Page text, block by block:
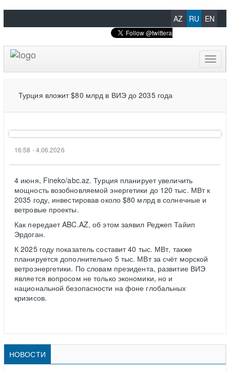
AZ RU EN
Турция вложит $80 млрд в ВИЭ до 2035 года
16:58 - 4.06.2026
4 июня, Fineko/abc.az. Турция планирует увеличить
мощность возобновляемой энергетики до 120 тыс. МВт к
2035 году, инвестировав около $80 млрд в солнечные и
ветровые проекты.
Как передает ABC.AZ, об этом заявил Реджеп Тайип
Эрдоган.
К 2025 году показатель составит 40 тыс. МВт, также
планируется дополнительно 5 тыс. МВт за счёт морской
ветроэнергетики. По словам президента, развитие ВИЭ
является вопросом не только экономики, но и
национальной безопасности на фоне глобальных
кризисов.
НОВОСТИ